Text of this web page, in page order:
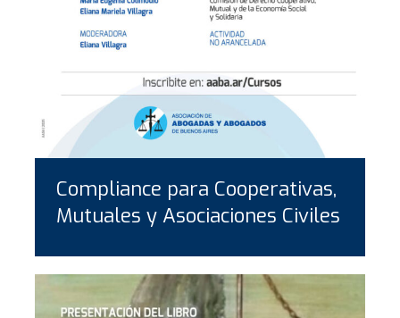
Compliance para Cooperativas,
Mutuales y Asociaciones Civiles